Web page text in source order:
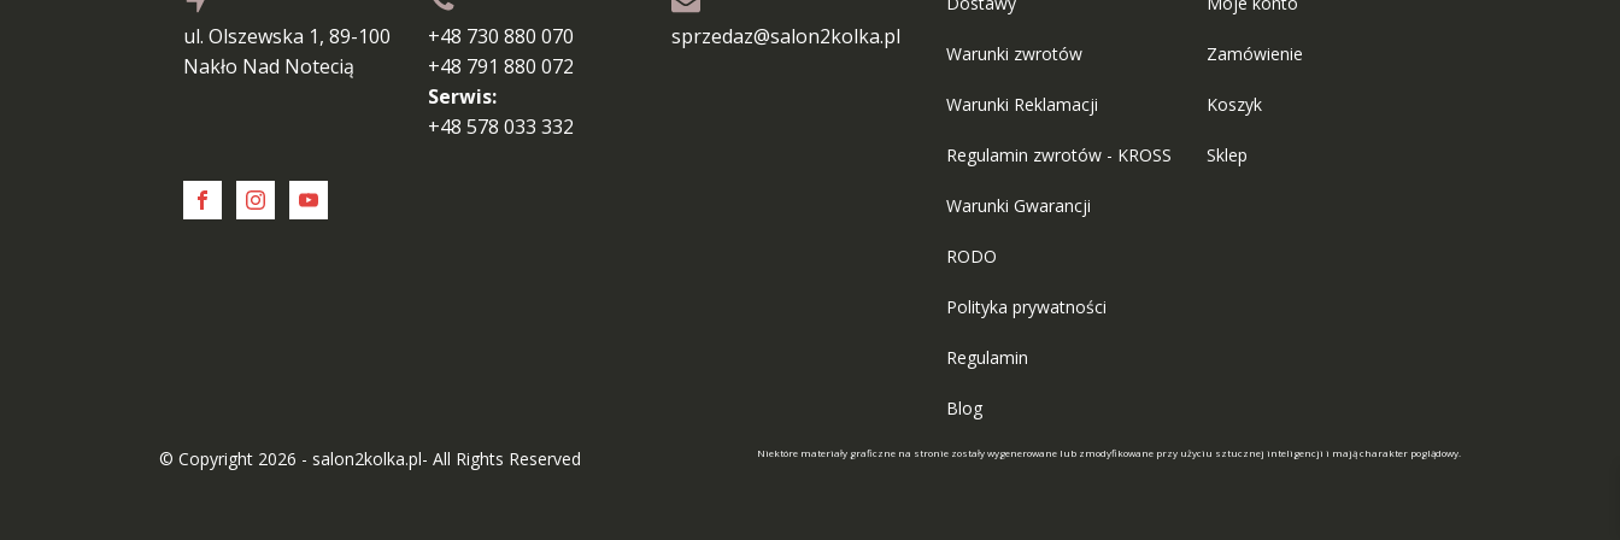
ul. Olszewska 1, 89-100
Nakło Nad Notecią
+48 730 880 070
+48 791 880 072
Serwis:
+48 578 033 332
sprzedaz@salon2kolka.pl
Warunki zwrotów
Warunki Reklamacji
Regulamin zwrotów - KROSS
Warunki Gwarancji
RODO
Polityka prywatności
Regulamin
Blog
Zamówienie
Koszyk
Sklep
© Copyright 2026 - salon2kolka.pl- All Rights Reserved Niektóre materiały graficzne na stronie zostały wygenerowane lub zmodyfikowane przy użyciu sztucznej inteligencji i mają charakter poglądowy.